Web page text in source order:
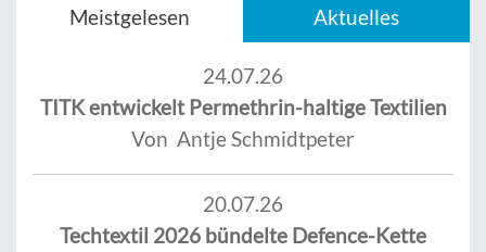
Meistgelesen Aktuelles
24.07.26
TITK entwickelt Permethrin-haltige Textilien
Von Antje Schmidtpeter
20.07.26
Techtextil 2026 bündelte Defence-Kette